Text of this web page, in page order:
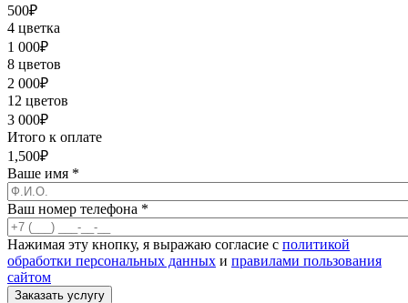
500₽
4 цветка
1 000₽
8 цветов
2 000₽
12 цветов
3 000₽
Итого к оплате
1,500₽
Ваше имя *
Ваш номер телефона *
Нажимая эту кнопку, я выражаю согласие с политикой
обработки персональных данных и правилами пользования
сайтом